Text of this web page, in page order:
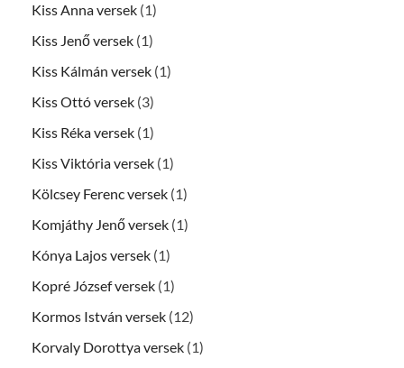
Kiss Anna versek (1)
Kiss Jenő versek (1)
Kiss Kálmán versek (1)
Kiss Ottó versek (3)
Kiss Réka versek (1)
Kiss Viktória versek (1)
Kölcsey Ferenc versek (1)
Komjáthy Jenő versek (1)
Kónya Lajos versek (1)
Kopré József versek (1)
Kormos István versek (12)
Korvaly Dorottya versek (1)